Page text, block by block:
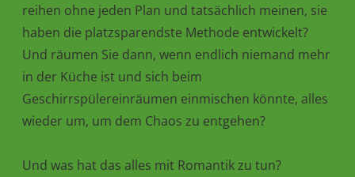
reihen ohne jeden Plan und tatsächlich meinen, sie
haben die platzsparendste Methode entwickelt?
Und räumen Sie dann, wenn endlich niemand mehr
in der Küche ist und sich beim
Geschirrspülereinräumen einmischen könnte, alles
wieder um, um dem Chaos zu entgehen?
Und was hat das alles mit Romantik zu tun?